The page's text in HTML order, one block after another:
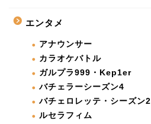
エンタメ
アナウンサー
カラオケバトル
ガルプラ999・Kep1er
バチェラーシーズン4
バチェロレッテ・シーズン2
ルセラフィム